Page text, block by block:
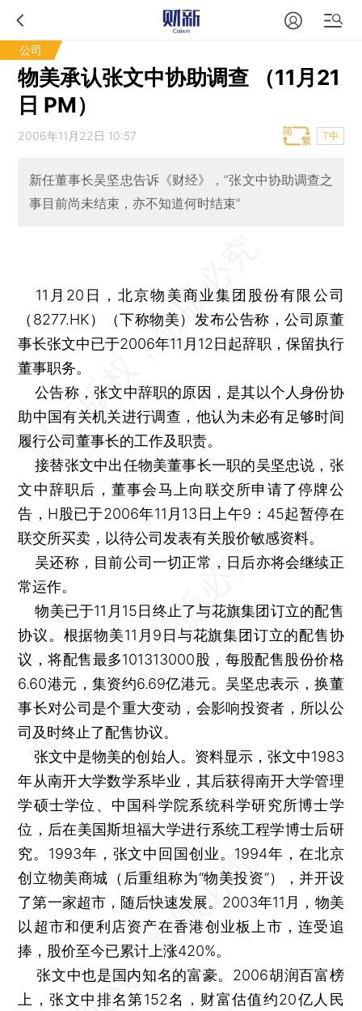
公司
物美承认张文中协助调查 （11月21
日 PM）
2006年11月22日 10:57 T中
新任董事长吴坚忠告诉《财经》，“张文中协助调查之
事目前尚未结束，亦不知道何时结束”
11月20日，北京物美商业集团股份有限公司
（8277.HK）（下称物美）发布公告称，公司原董
事长张文中已于2006年11月12日起辞职，保留执行
董事职务。
公告称，张文中辞职的原因，是其以个人身份协
助中国有关机关进行调查，他认为未必有足够时间
履行公司董事长的工作及职责。
接替张文中出任物美董事长一职的吴坚忠说，张
文中辞职后，董事会马上向联交所申请了停牌公
告，H股已于2006年11月13日上午9：45起暂停在
联交所买卖，以待公司发表有关股价敏感资料。
吴还称，目前公司一切正常，日后亦将会继续正
常运作。
物美已于11月15日终止了与花旗集团订立的配售
协议。根据物美11月9日与花旗集团订立的配售协
议，将配售最多101313000股，每股配售股份价格
6.60港元，集资约6.69亿港元。吴坚忠表示，换董
事长对公司是个重大变动，会影响投资者，所以公
司及时终止了配售协议。
张文中是物美的创始人。资料显示，张文中1983
年从南开大学数学系毕业，其后获得南开大学管理
学硕士学位、中国科学院系统科学研究所博士学
位，后在美国斯坦福大学进行系统工程学博士后研
究。1993年，张文中回国创业。1994年，在北京
创立物美商城（后重组称为“物美投资”），并开设
了第一家超市，随后快速发展。2003年11月，物美
以超市和便利店资产在香港创业板上市，连受追
捧，股价至今已累计上涨420%。
张文中也是国内知名的富豪。2006胡润百富榜
上，张文中排名第152名，财富估值约20亿人民